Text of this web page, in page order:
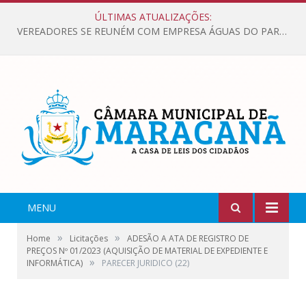
ÚLTIMAS ATUALIZAÇÕES:
VEREADORES SE REUNÉM COM EMPRESA ÁGUAS DO PARÁ, PARA APRESENTAR REIVINDICAÇÕES E MELHORIAS NA QUALIDADE DOS SERVIÇOS OFERECIDOS Á POPULAÇÃO.
MENU
Home » Licitações »
ADESÃO A ATA DE REGISTRO DE
PREÇOS Nº 01/2023 (AQUISIÇÃO DE MATERIAL DE EXPEDIENTE E
INFORMÁTICA) » PARECER JURIDICO (22)